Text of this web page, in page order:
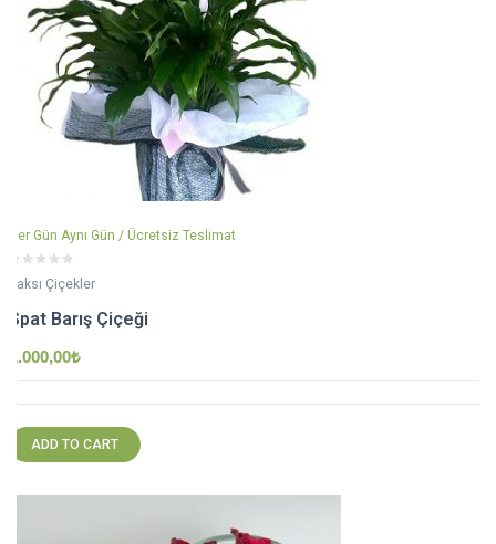
Her Gün Aynı Gün / Ücretsiz Teslimat
Saksı Çiçekler
Spat Barış Çiçeği
1.000,00₺
ADD TO CART